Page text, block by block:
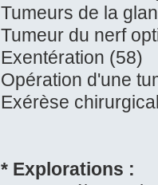
Tumeurs de la
Tumeur du nerf
Exentération (58)
Opération d'une
Exérèse
* Explorations :